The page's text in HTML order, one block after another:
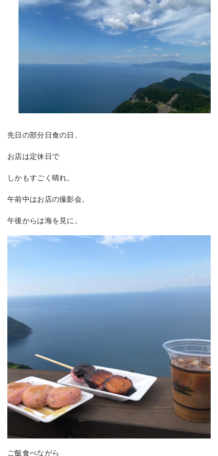
先日の部分日食の日、
お店は定休日で
しかもすごく晴れ。
午前中はお店の撮影会。
午後からは海を見に。
ご飯食べながら